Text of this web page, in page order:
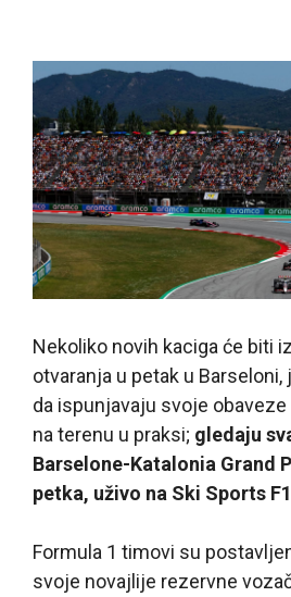
Nekoliko novih kaciga će biti
otvaranja u petak u
da ispunjavaju svoje
na terenu u praksi; gledaju
Barselone-Katalonia Grand
petka, uživo na Ski Sports F1
Formula 1 timovi su
svoje novajlije rezervne